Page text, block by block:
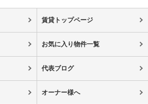
賃貸トップページ
お気に入り物件一覧
代表ブログ
オーナー様へ